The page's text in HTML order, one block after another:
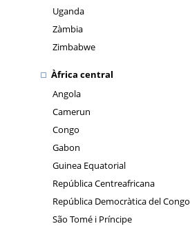
Uganda
Zàmbia
Zimbabwe
Àfrica central
Angola
Camerun
Congo
Gabon
Guinea Equatorial
República Centreafricana
República Democràtica del Congo
São Tomé i Príncipe